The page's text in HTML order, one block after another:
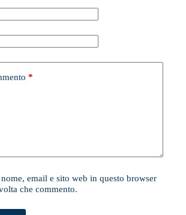
*
email e sito web in questo browser
che commento.